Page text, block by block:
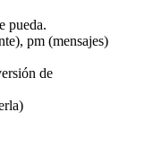
pueda.
pm (mensajes)
de